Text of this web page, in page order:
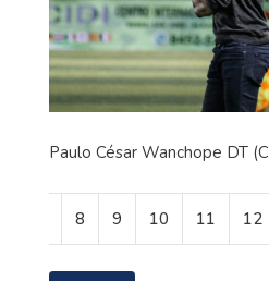
Paulo César Wanchope DT
8 9 10 11 12